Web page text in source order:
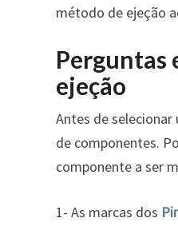
método de ejeção
Perguntas
ejeção
Antes de
de componentes.
componente a ser
1- As marcas dos